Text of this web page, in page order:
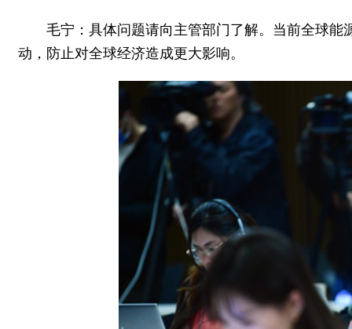
毛宁：具体问题请向主管部门了解。当前全球
动，防止对全球经济造成更大影响。